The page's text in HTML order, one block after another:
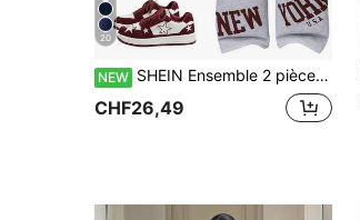
20
NEW SHEIN Ensemble 2 pièces pour filles : veste zippée à capuche à manches longues avec taille et poignets resserrés, sweat-shirt court à capuche, pantalon de sport décontracté 2 en 1 à taille élastique, coupe ample et jambes larges, automne
CHF26,49